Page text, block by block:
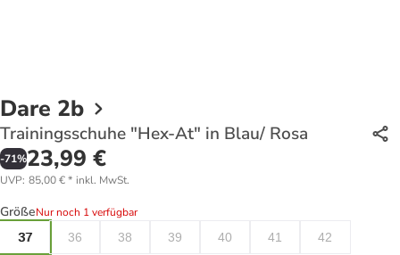
Dare 2b
Trainingsschuhe "Hex-At" in Blau/ Rosa
-71%23,99 €
UVP: 85,00 €* inkl. MwSt.
GrößeNur noch 1 verfügbar
37
36 38 39 40 41 42